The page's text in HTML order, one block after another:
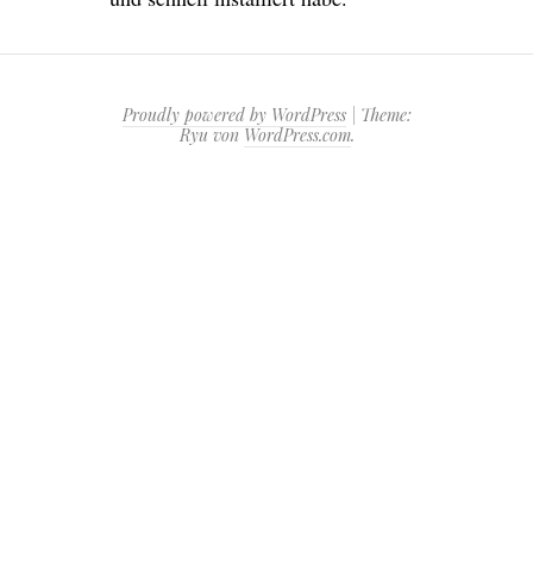
Proudly powered by WordPress
Theme:
Ryu vonWordPress.com.